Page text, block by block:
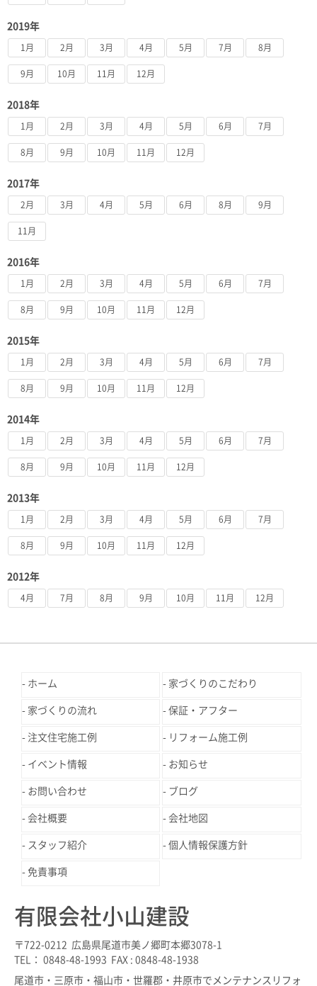
2019年
1月 2月 3月 4月 5月 7月 8月
9月 10月 11月 12月
2018年
1月 2月 3月 4月 5月 6月 7月
8月 9月 10月 11月 12月
2017年
2月 3月 4月 5月 6月 8月 9月
11月
2016年
1月 2月 3月 4月 5月 6月 7月
8月 9月 10月 11月 12月
2015年
1月 2月 3月 4月 5月 6月 7月
8月 9月 10月 11月 12月
2014年
1月 2月 3月 4月 5月 6月 7月
8月 9月 10月 11月 12月
2013年
1月 2月 3月 4月 5月 6月 7月
8月 9月 10月 11月 12月
2012年
4月 7月 8月 9月 10月 11月 12月
ホーム 家づくりのこだわり
家づくりの流れ 保証・アフター
注文住宅施工例 リフォーム施工例
イベント情報 お知らせ
お問い合わせ ブログ
会社概要 会社地図
スタッフ紹介 個人情報保護方針
免責事項
有限会社小山建設
〒722-0212 広島県尾道市美ノ郷町本郷3078-1
TEL： 0848-48-1993 FAX : 0848-48-1938
尾道市・三原市・福山市・世羅郡・井原市でメンテナンスリフォ